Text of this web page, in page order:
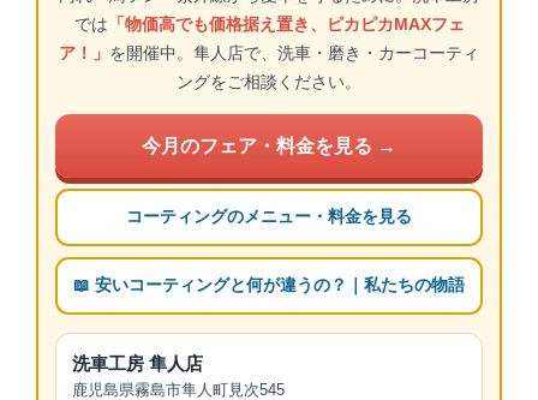
では 「物価高でも価格据え置き、ピカピカMAXフェ
ア！」 を開催中。隼人店で、洗車・磨き・カーコーティ
ングをご相談ください。
今月のフェア・料金を見る →
コーティングのメニュー・料金を見る
📖 安いコーティングと何が違うの？｜私たちの物語
洗車工房 隼人店
鹿児島県霧島市隼人町見次545